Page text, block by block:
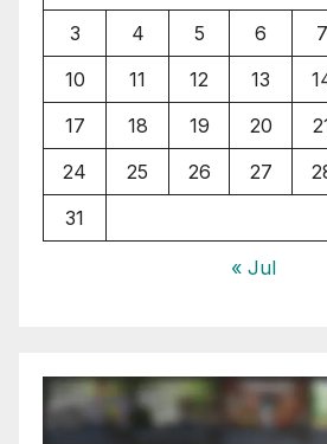
3
4 5 6 7
10
11 12 13
17
18 19 20
24
25 26 27
31
« Jul